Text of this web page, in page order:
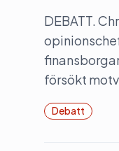
DEBATT.
försökt
Debatt